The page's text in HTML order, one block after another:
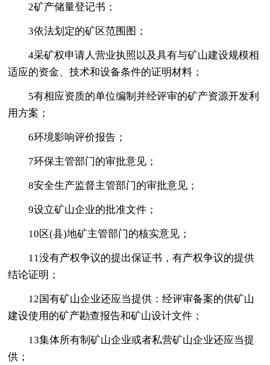
2矿产储量登记书；
3依法划定的矿区范围图；
4采矿权申请人营业执照以及具有与矿山建设规模相
适应的资金、技术和设备条件的证明材料；
5有相应资质的单位编制并经评审的矿产资源开发利
用方案；
6环境影响评价报告；
7环保主管部门的审批意见；
8安全生产监督主管部门的审批意见；
9设立矿山企业的批准文件；
10区(县)地矿主管部门的核实意见；
11没有产权争议的提出保证书，有产权争议的提供
结论证明；
12国有矿山企业还应当提供：经评审备案的供矿山
建设使用的矿产勘查报告和矿山设计文件；
13集体所有制矿山企业或者私营矿山企业还应当提
供；